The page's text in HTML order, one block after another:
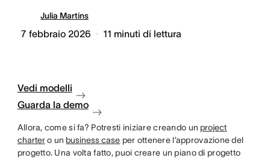
Julia Martins
7 febbraio 2026 11 minuti di lettura
Vedi modelli
Guarda la demo
Allora, come si fa? Potresti iniziare creando un project
chartero un business case per ottenere l’approvazione del
progetto. Una volta fatto, puoi creare un piano di progetto